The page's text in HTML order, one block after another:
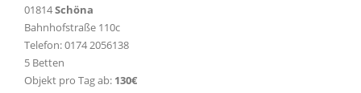
01814Schöna
Bahnhofstraße 110c
Telefon: 0174 2056138
5 Betten
Objekt pro Tag ab: 130€